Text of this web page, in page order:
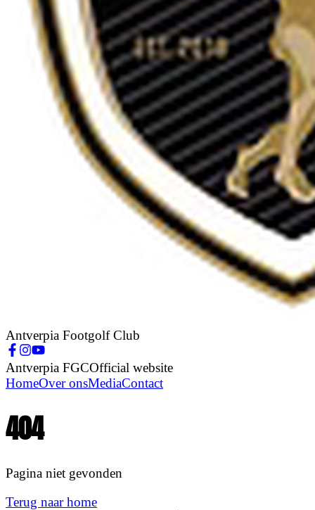
Antverpia Footgolf Club
Antverpia FGCOfficial website
HomeOver onsMediaContact
404
Pagina niet gevonden
Terug naar home